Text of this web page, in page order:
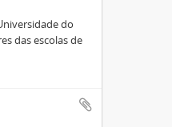
do
das escolas de